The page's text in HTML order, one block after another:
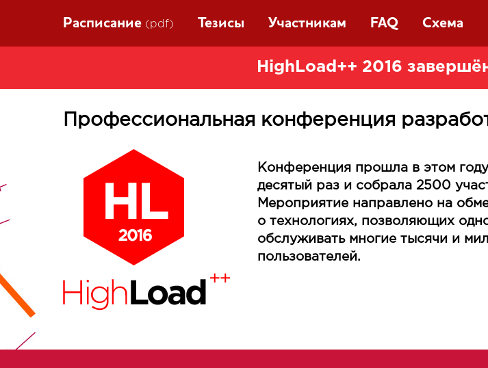
Расписание (pdf) Тезисы Участникам FAQ Схема
HighLoad++ 2016
Профессиональная конференция
Конференция прошла в этом
десятый раз и собрала 2500
Мероприятие направлено на
о технологиях, позволяющих
обслуживать многие тысячи и
пользователей.